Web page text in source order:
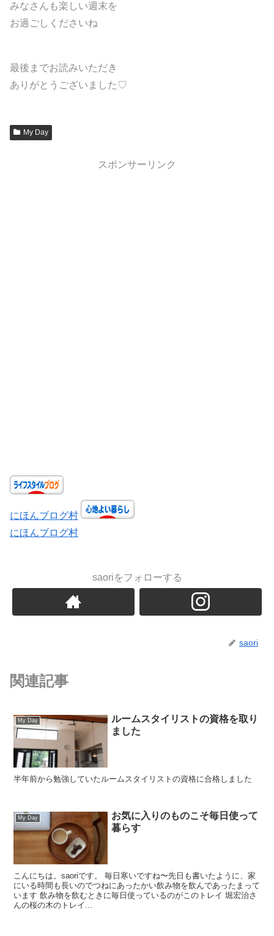
みなさんも楽しい週末を
お過ごしくださいね
最後までお読みいただき
ありがとうございました♡
My Day
スポンサーリンク
にほんブログ村
にほんブログ村
saoriをフォローする
saori
関連記事
My Day
ルームスタイリストの資格を取り
ました
半年前から勉強していたルームスタイリストの資格に合格しました
My Day
お気に入りのものこそ毎日使って
暮らす
こんにちは。saoriです。 毎日寒いですね〜先日も書いたように、家
にいる時間も長いのでつねにあったかい飲み物を飲んであったまって
います 飲み物を飲むときに毎日使っているのがこのトレイ 堀宏治さ
んの桜の木のトレイ...